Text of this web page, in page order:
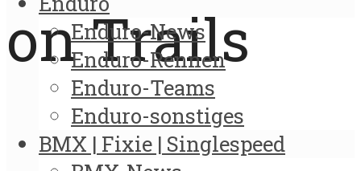
on Trails
Enduro-News
Enduro-Rennen
Enduro-Teams
Enduro-sonstiges
BMX | Fixie | Singlespeed